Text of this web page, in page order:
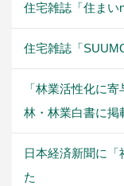
住宅雑誌「住まい
住宅雑誌「
「林業活性化に
林・林業白書に掲
日本経済新聞に
た